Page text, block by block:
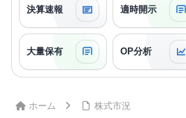
決算速報 適時開示
大量保有 OP分析
ホーム 株式市況